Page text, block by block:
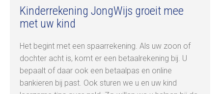
Kinderrekening JongWijs groeit mee
met uw kind
Het begint met een spaarrekening. Als uw zoon of
dochter acht is, komt er een betaalrekening bij. U
bepaalt of daar ook een betaalpas en online
bankieren bij past. Ook sturen we u en uw kind